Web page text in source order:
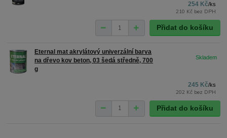
254 Kč/ks
210 Kč bez DPH
Přidat do košíku
Eternal mat akrylátový univerzální barva
na dřevo kov beton, 03 šedá středně, 700
g
245 Kč/ks
202 Kč bez DPH
Přidat do košíku